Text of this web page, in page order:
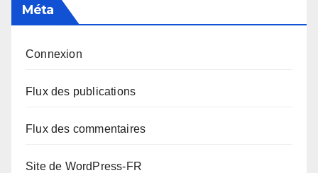
Méta
Connexion
Flux des publications
Flux des commentaires
Site de WordPress-FR